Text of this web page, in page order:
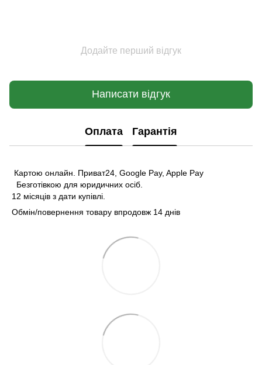
Додайте перший відгук
Написати відгук
Оплата Гарантія
Картою онлайн. Приват24, Google Pay, Apple Pay
Безготівкою для юридичних осіб.
12 місяців з дати купівлі.
Обмін/повернення товару впродовж 14 днів